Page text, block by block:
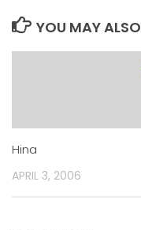
YOU MAY
Hina
APRIL 3, 2006